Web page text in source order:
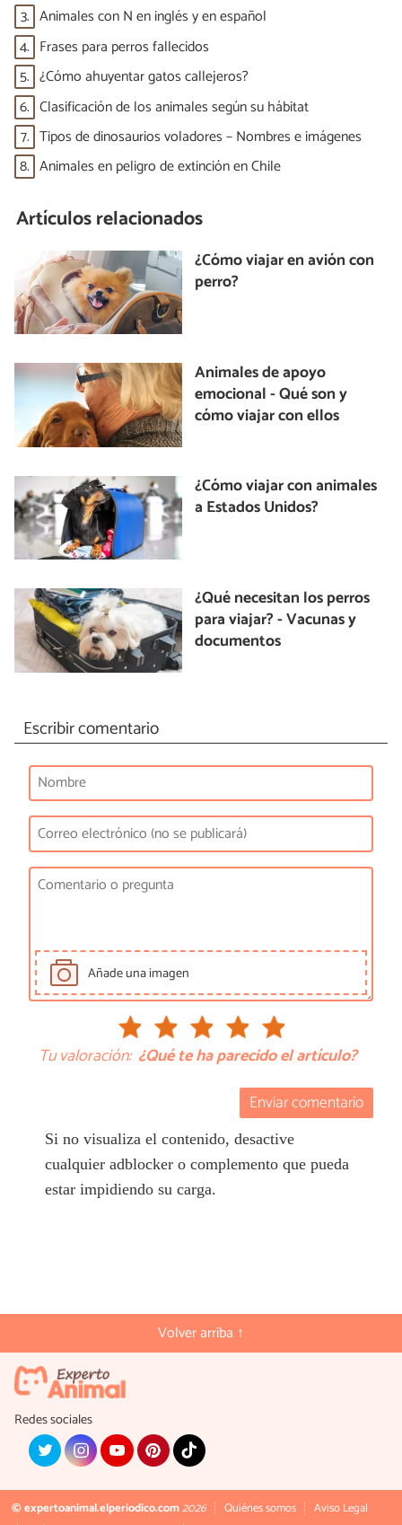
3. Animales con N en inglés y en español
4. Frases para perros fallecidos
5. ¿Cómo ahuyentar gatos callejeros?
6. Clasificación de los animales según su hábitat
7. Tipos de dinosaurios voladores – Nombres e imágenes
8. Animales en peligro de extinción en Chile
Artículos relacionados
¿Cómo viajar en avión con
perro?
Animales de apoyo
emocional - Qué son y
cómo viajar con ellos
¿Cómo viajar con animales
a Estados Unidos?
¿Qué necesitan los perros
para viajar? - Vacunas y
documentos
Escribir comentario
Añade una imagen
Tu valoración: ¿Qué te ha parecido el artículo?
Enviar comentario
Si no visualiza el contenido, desactive
cualquier adblocker o complemento que pueda
estar impidiendo su carga.
Volver arriba ↑
Redes sociales
© expertoanimal.elperiodico.com2026 Quiénes somos
Aviso Legal